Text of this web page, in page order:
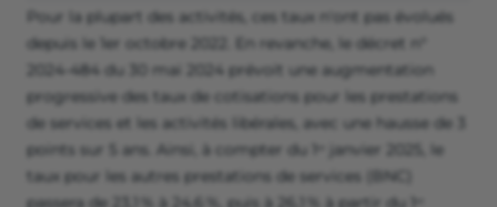
Pour la plupart des activités, ces taux n'ont pas évolués
depuis le 1er octobre 2022. En revanche, le décret n°
2024-484 du 30 mai 2024 prévoit une augmentation
progressive des taux de cotisations pour les prestations
de services et les activités libérales, avec une hausse de 3
points sur 5 ans. Ainsi, à compter du 1ᵉʳ janvier 2025, le
taux pour les autres prestations de services (BNC)
passera de 23,1 % à 24,6 %, puis à 26,1 % à partir du 1ᵉʳ